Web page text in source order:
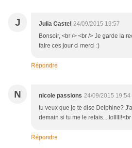
J Julia Castel 24/09/2015 19:57
Bonsoir, <br /> <br /> Je garde la
faire ces jour ci merci :)
Répondre
N nicole passions 24/09/2015 19:54
tu veux que je te dise Delphine?
demain si tu me le
Répondre